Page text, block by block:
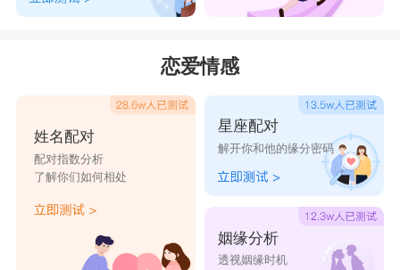
母希望女宝宝成为温柔善良的人。
名字出自元·侯善渊·《减字采桑子词中有误字》-
-“如今省也寻归路，冰清玉洁，昂霄峻鄂，奚失俗
崖”
字义路：意为大道、途径;洁：寓意为纯洁、高
尚、冰清玉洁;
原义表示意为包容，包含，还用于水名，水泽众
恋爱情感
姓名配对
配对指数分析
了解你们如何相处
星座配对
解开你和他的缘分密码
姻缘分析
透视姻缘时机